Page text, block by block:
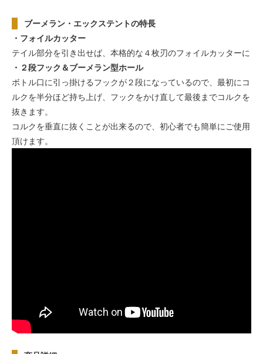
ブーメラン・エックステントの特長
・フォイルカッター
テイル部分を引き出せば、本格的な４枚刃のフォイルカッターに
・２段フック＆ブーメラン型ホール
ボトル口に引っ掛けるフックが２段になっているので、最初にコ
ルクを半分ほど持ち上げ、フックをかけ直して最後までコルクを
抜きます。
コルクを垂直に抜くことが出来るので、初心者でも簡単にご使用
頂けます。